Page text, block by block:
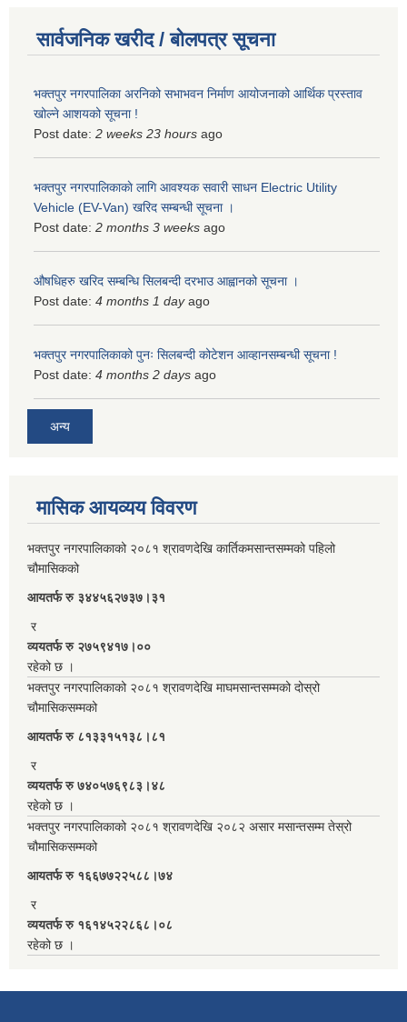
सार्वजनिक खरीद / बोलपत्र सूचना
भक्तपुर नगरपालिका अरनिको सभाभवन निर्माण आयोजनाको आर्थिक प्रस्ताव
खोल्ने आशयको सूचना !
Post date: 2 weeks 23 hours ago
भक्तपुर नगरपालिकाकाे लागि आवश्यक सवारी साधन Electric Utility
Vehicle (EV-Van) खरिद सम्बन्धी सूचना ।
Post date: 2 months 3 weeks ago
औषधिहरु खरिद सम्बन्धि सिलबन्दी दरभाउ आह्वानको सूचना ।
Post date: 4 months 1 dayago
भक्तपुर नगरपालिकाको पुनः सिलबन्दी कोटेशन आव्हानसम्बन्धी सूचना !
Post date: 4 months 2 days ago
अन्य
मासिक आयव्यय विवरण
भक्तपुर नगरपालिकाको २०८१ श्रावणदेखि कार्तिकमसान्तसम्मको पहिलो
चौमासिकको
आयतर्फ रु‌ ३४४५६२७३७।३१
र
व्ययतर्फ रु २७५९४१७।००
रहेको छ ।
भक्तपुर नगरपालिकाको २०८१ श्रावणदेखि माघमसान्तसम्मको दोस्रो
चौमासिकसम्मको
आयतर्फ रु‌ ८१३३१५१३८।८१
र
व्ययतर्फ रु ७४०५७६९८३।४८
रहेको छ ।
भक्तपुर नगरपालिकाको २०८१ श्रावणदेखि २०८२ असार मसान्तसम्म तेस्रो
चौमासिकसम्मको
आयतर्फ रु‌ १६६७७२२५८८।७४
र
व्ययतर्फ रु १६१४५२२८६८।०८
रहेको छ ।